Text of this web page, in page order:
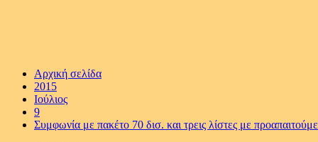
Αρχική σελίδα
2015
Ιούλιος
9
Συμφωνία με πακέτο 70 δισ. και τρεις λίστες με